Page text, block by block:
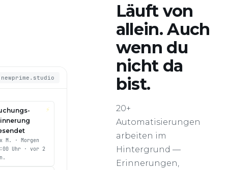
Läuft von
allein. Auch
wenn du
nicht da
bist.
20+
Automatisierungen
arbeiten im
Hintergrund —
Erinnerungen,
M. · Morgen
Uhr · vor 2
⚡